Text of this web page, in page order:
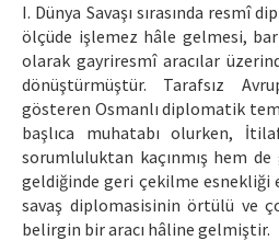
I. Dünya Savaşı sırasında resmî
ölçüde işlemez hâle gelmesi,
olarak gayriresmî aracılar
dönüştürmüştür. Tarafsız
gösteren Osmanlı diplomatik
başlıca muhatabı olurken,
sorumluluktan kaçınmış hem
geldiğinde geri çekilme
savaş diplomasisinin örtülü ve
belirgin bir aracı hâline gelmiştir.